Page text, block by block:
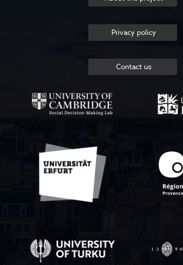
Privacy policy
Contact us